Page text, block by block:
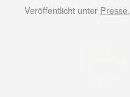
Veröffentlicht unter Presse,